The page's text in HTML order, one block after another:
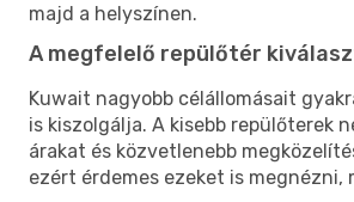
majd a helyszínen.
A megfelelő repülőtér
Kuwait nagyobb célállomásait
is kiszolgálja. A kisebb repülőterek
árakat és közvetlenebb
ezért érdemes ezeket is megnézni,